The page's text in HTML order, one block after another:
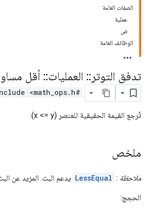
الصفات العامة
عملية
ض
الوظائف العامة
تدفق التوتر :: العمليات:: أقل
#include <math_ops.h>
تُرجع القيمة الحقيقية للعنصر (x <= y).
ملخص
ملاحظة :
LessEqual يدعم البث. المزيد عن
الحجج: